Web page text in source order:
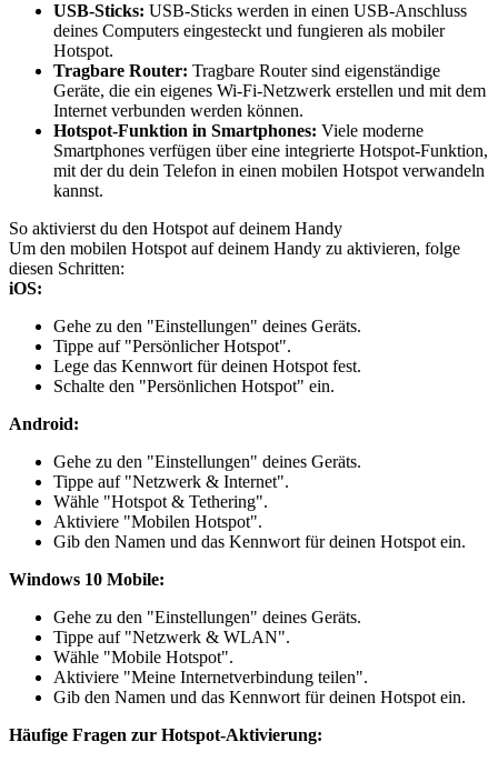
USB-Sticks: USB-Sticks werden in einen USB-Anschluss
deines Computers eingesteckt und fungieren als mobiler
Hotspot.
Tragbare Router: Tragbare Router sind eigenständige
Geräte, die ein eigenes Wi-Fi-Netzwerk erstellen und mit dem
Internet verbunden werden können.
Hotspot-Funktion in Smartphones: Viele moderne
Smartphones verfügen über eine integrierte Hotspot-Funktion,
mit der du dein Telefon in einen mobilen Hotspot verwandeln
kannst.
So aktivierst du den Hotspot auf deinem Handy
Um den mobilen Hotspot auf deinem Handy zu aktivieren, folge
diesen Schritten:
iOS:
Gehe zu den "Einstellungen" deines Geräts.
Tippe auf "Persönlicher Hotspot".
Lege das Kennwort für deinen Hotspot fest.
Schalte den "Persönlichen Hotspot" ein.
Android:
Gehe zu den "Einstellungen" deines Geräts.
Tippe auf "Netzwerk & Internet".
Wähle "Hotspot & Tethering".
Aktiviere "Mobilen Hotspot".
Gib den Namen und das Kennwort für deinen Hotspot ein.
Windows 10 Mobile:
Gehe zu den "Einstellungen" deines Geräts.
Tippe auf "Netzwerk & WLAN".
Wähle "Mobile Hotspot".
Aktiviere "Meine Internetverbindung teilen".
Gib den Namen und das Kennwort für deinen Hotspot ein.
Häufige Fragen zur Hotspot-Aktivierung: